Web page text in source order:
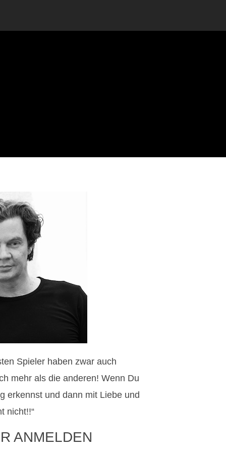
Spieler haben zwar auch
mehr als die anderen! Wenn Du
erkennst und dann mit Liebe und
nicht!!“
ANMELDEN